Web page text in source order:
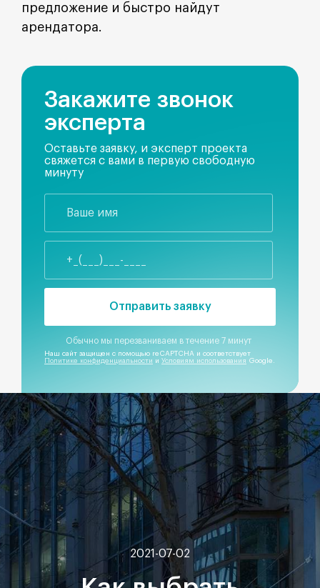
предложение и быстро найдут
арендатора.
Закажите звонок
эксперта
Оставьте заявку, и эксперт проекта
свяжется с вами в первую свободную
минуту
Отправить заявку
Обычно мы перезваниваем в течение 7 минут
Наш сайт защищен с помощью reCAPTCHA и соответствует
Политике конфиденциальности и Условиям использования Google.
2021-07-02